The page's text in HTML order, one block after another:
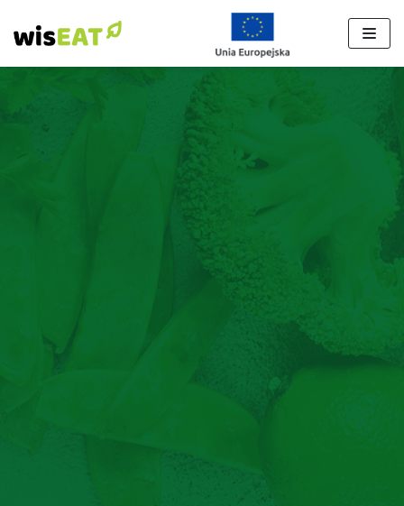
do
treści